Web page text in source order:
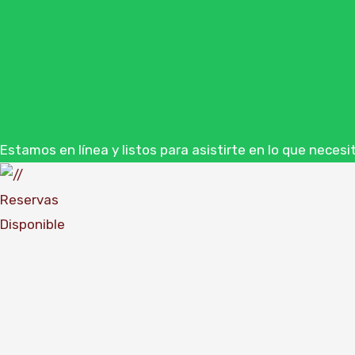
Estamos en línea y listos para asistirte en lo que
Reservas
Disponible